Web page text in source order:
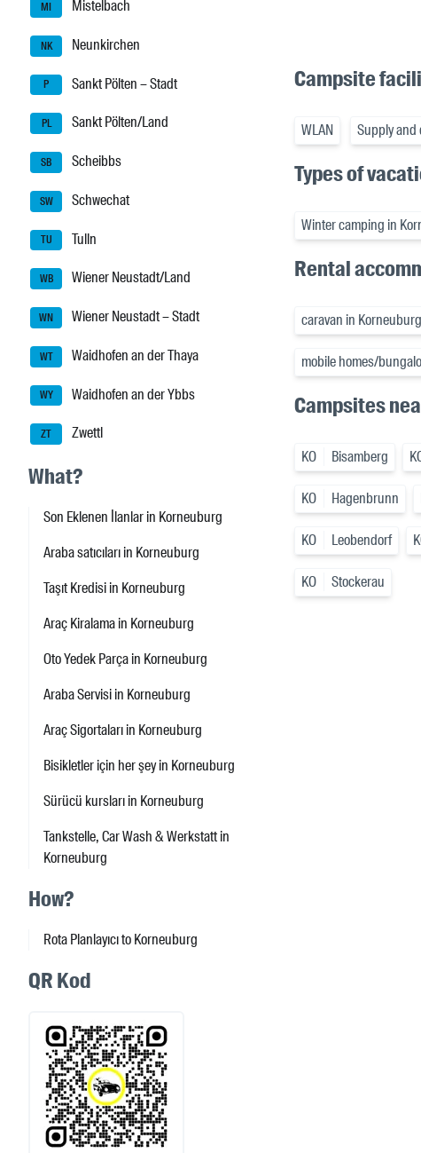
MI Mistelbach
NK Neunkirchen
P Sankt Pölten – Stadt
PL Sankt Pölten/Land
SB Scheibbs
SW Schwechat
TU Tulln
WB Wiener Neustadt/Land
WN Wiener Neustadt – Stadt
WT Waidhofen an der Thaya
WY Waidhofen an der Ybbs
ZT Zwettl
What?
Son Eklenen İlanlar in Korneuburg
Araba satıcıları in Korneuburg
Taşıt Kredisi in Korneuburg
Araç Kiralama in Korneuburg
Oto Yedek Parça in Korneuburg
Araba Servisi in Korneuburg
Araç Sigortaları in Korneuburg
Bisikletler için her şey in Korneuburg
Sürücü kursları in Korneuburg
Tankstelle, Car Wash & Werkstatt in
Korneuburg
How?
Rota Planlayıcı to Korneuburg
QR Kod
Campsite
WLAN Supply and
Types of
Winter camping in
Rental
caravan in Korneuburg
mobile homes/
Campsites
KO Bisamberg
KO Hagenbrunn
KO Leobendorf
KO Stockerau